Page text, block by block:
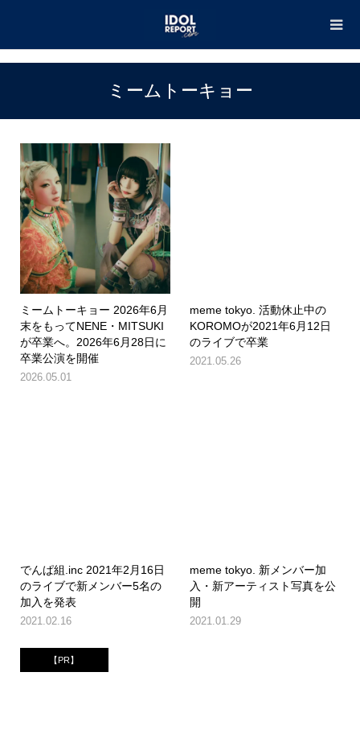
ミームトーキョー
ミームトーキョー 2026年6月
末をもってNENE・MITSUKI
が卒業へ。2026年6月28日に
卒業公演を開催
2026.05.01
meme tokyo. 活動休止中の
KOROMOが2021年6月12日
のライブで卒業
2021.05.26
でんぱ組.inc 2021年2月16日
のライブで新メンバー5名の
加入を発表
2021.02.16
meme tokyo. 新メンバー加
入・新アーティスト写真を公
開
2021.01.29
【PR】